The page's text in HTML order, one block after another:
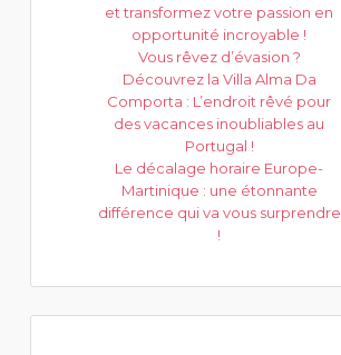
et transformez votre passion en
opportunité incroyable !
Vous rêvez d’évasion ?
Découvrez la Villa Alma Da
Comporta : L’endroit rêvé pour
des vacances inoubliables au
Portugal !
Le décalage horaire Europe-
Martinique : une étonnante
différence qui va vous surprendre
!